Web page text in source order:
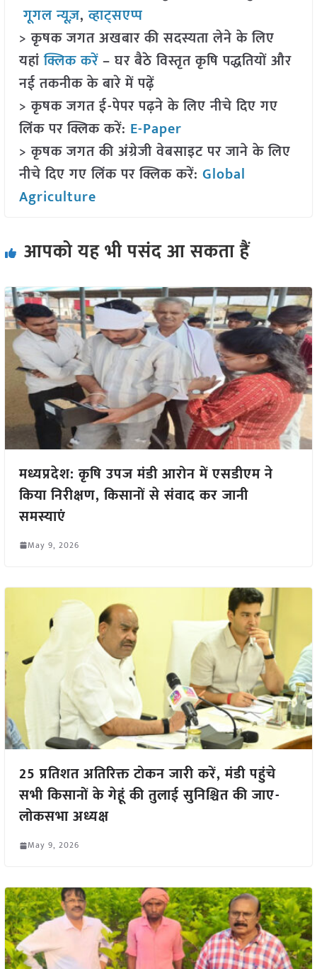
गूगल न्यूज़,व्हाट्सएप्प
> कृषक जगत अखबार की सदस्यता लेने के लिए
यहांक्लिक करें– घर बैठे विस्तृत कृषि पद्धतियों और
नई तकनीक के बारे में पढ़ें
> कृषक जगत ई-पेपर पढ़ने के लिए नीचे दिए गए
लिंक पर क्लिक करें: E-Paper
> कृषक जगत की अंग्रेजी वेबसाइट पर जाने के लिए
नीचे दिए गए लिंक पर क्लिक करें: Global
Agriculture
आपको यह भी पसंद आ सकता हैं
मध्यप्रदेश: कृषि उपज मंडी आरोन में एसडीएम ने
किया निरीक्षण, किसानों से संवाद कर जानी
समस्याएं
May 9, 2026
25 प्रतिशत अतिरिक्त टोकन जारी करें, मंडी पहुंचे
सभी किसानों के गेहूं की तुलाई सुनिश्चित की जाए-
लोकसभा अध्यक्ष
May 9, 2026